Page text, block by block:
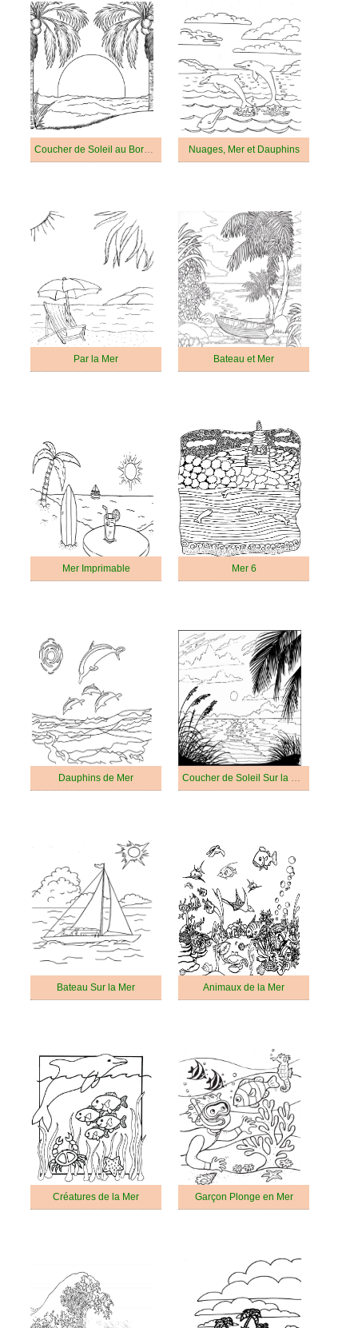
Coucher de Soleil au Bord de la Mer Nuages, Mer et Dauphins
Par la Mer Bateau et Mer
Mer Imprimable Mer 6
Dauphins de Mer Coucher de Soleil Sur la Mer
Bateau Sur la Mer Animaux de la Mer
Créatures de la Mer Garçon Plonge en Mer